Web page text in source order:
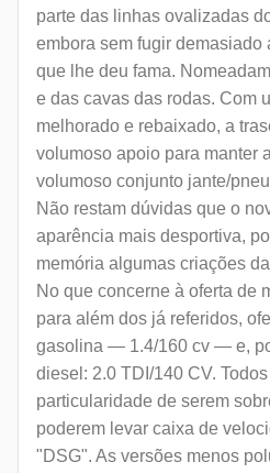
parte das linhas ovalizadas
embora sem fugir demasiado
que lhe deu fama.
e das cavas das rodas. Com
melhorado e rebaixado, a
volumoso apoio para manter
volumoso conjunto jante/
Não restam dúvidas que o
aparência mais desportiva,
memória algumas criações
No que concerne à oferta de
para além dos já referidos,
gasolina — 1.4/160 cv — e,
diesel: 2.0 TDI/140 CV.
particularidade de serem
poderem levar caixa de
"DSG". As versões menos